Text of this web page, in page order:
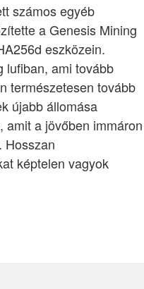
számos egyéb
a Genesis Mining
eszközein.
lufiban, ami tovább
természetesen tovább
újabb állomása
amit a jövőben immáron
Hosszan
képtelen vagyok